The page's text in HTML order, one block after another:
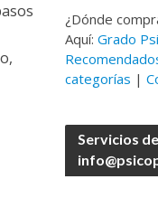
¿Dónde
Aquí:Grado
categorías |
Servicios